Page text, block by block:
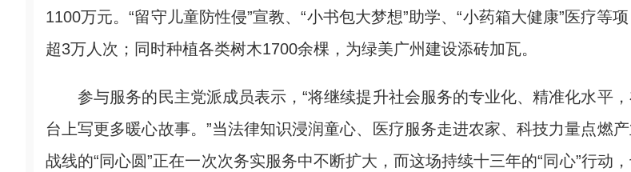
1100万元。“留守儿童防性侵”宣教、“小书包大梦想”助学、“小药箱大健康”医疗等
超3万人次；同时种植各类树木1700余棵，为绿美广州建设添砖加瓦。
参与服务的民主党派成员表示，“将继续提升社会服务的专业化、精准化水平
台上写更多暖心故事。”当法律知识浸润童心、医疗服务走进农家、科技力量点燃
战线的“同心圆”正在一次次务实服务中不断扩大，而这场持续十三年的“同心”行动